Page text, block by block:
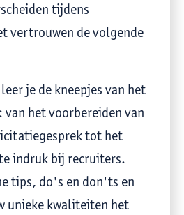
tijdens
vertrouwen de volgende
je de kneepjes van het
het voorbereiden van
tot het
indruk bij recruiters.
tips, do's en don'ts en
unieke kwaliteiten het